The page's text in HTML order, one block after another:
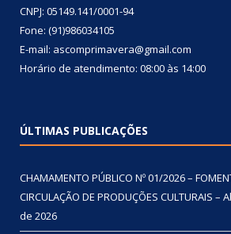
CNPJ: 05149.141/0001-94
Fone: (91)986034105
E-mail: ascomprimavera@gmail.com
Horário de atendimento: 08:00 às 14:00
ÚLTIMAS PUBLICAÇÕES
CHAMAMENTO PÚBLICO Nº 01/2026 –
CIRCULAÇÃO DE PRODUÇÕES CULTURAIS –
de 2026